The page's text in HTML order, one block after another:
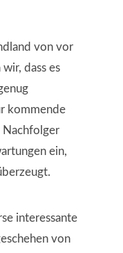
von vor
dass es
kommende
ein,
interessante
von